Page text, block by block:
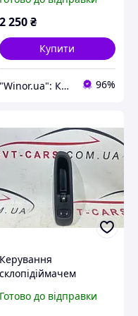
COMPASS TRAILHAWK
2017-2022 2.4
2 250₴
Купити
"Winor.ua": Комфортний шопінг 24/7! 96%
Керування
склопідіймачем
Compass 17-21 з
Готово до відправки